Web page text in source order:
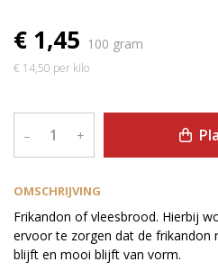
OMSCHRIJVING
Frikandon of vleesbrood. Hierbij
ervoor te zorgen dat de frikandon
blijft en mooi blijft van vorm.
€ 1,45 100 gram
€ 14,50 per kilo
– +